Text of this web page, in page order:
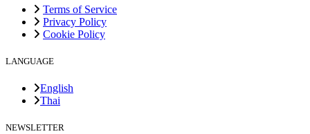
Terms of Service
Privacy Policy
Cookie Policy
LANGUAGE
English
Thai
NEWSLETTER